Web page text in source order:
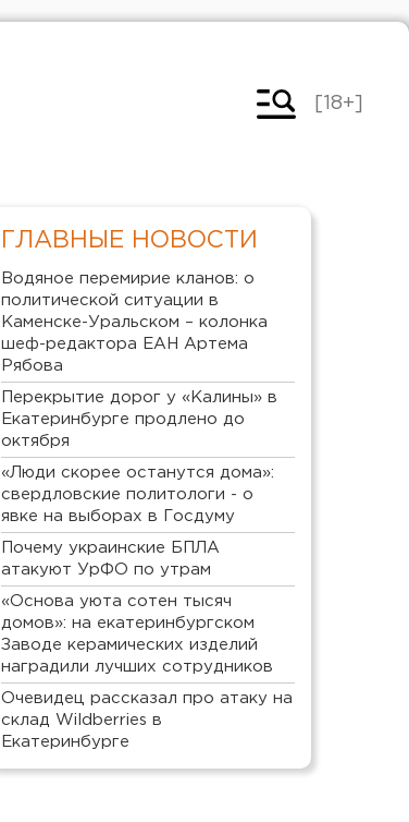
[18+]
ГЛАВНЫЕ НОВОСТИ
Водяное перемирие кланов: о
политической ситуации в
Каменске-Уральском – колонка
шеф-редактора ЕАН Артема
Рябова
Перекрытие дорог у «Калины» в
Екатеринбурге продлено до
октября
«Люди скорее останутся дома»:
свердловские политологи - о
явке на выборах в Госдуму
Почему украинские БПЛА
атакуют УрФО по утрам
«Основа уюта сотен тысяч
домов»: на екатеринбургском
Заводе керамических изделий
наградили лучших сотрудников
Очевидец рассказал про атаку на
склад Wildberries в
Екатеринбурге